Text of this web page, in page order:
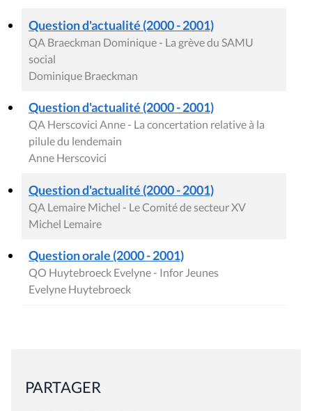
Question d'actualité (2000 - 2001)
QA Braeckman Dominique - La grève du SAMU
social
Dominique Braeckman
Question d'actualité (2000 - 2001)
QA Herscovici Anne - La concertation relative à la
pilule du lendemain
Anne Herscovici
Question d'actualité (2000 - 2001)
QA Lemaire Michel - Le Comité de secteur XV
Michel Lemaire
Question orale (2000 - 2001)
QO Huytebroeck Evelyne - Infor Jeunes
Evelyne Huytebroeck
PARTAGER